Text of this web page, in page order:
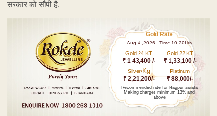
सरकार को सौंपी है.
Gold Rate
Aug 4 ,2026 - Time 10.30Hrs
Gold 24 KT
₹ 1 43,400 /-
Gold 22 KT
₹ 1,33,100 /-
Silver/Kg
₹ 2,21,200/-
Platinum
₹ 88,000/-
Recommended rate for Nagpur sarafa
Making charges minimum 13% and
above